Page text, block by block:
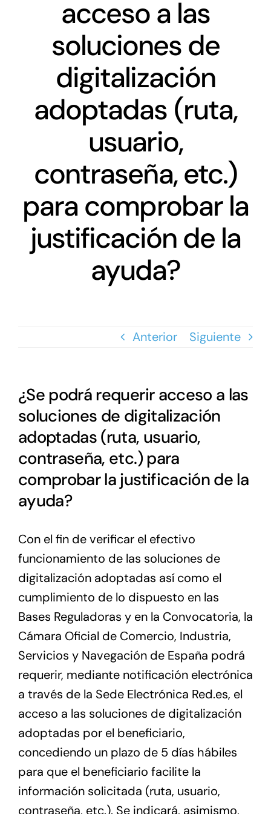
Antena Tecnológica
Eventos
Conócenos
acceso a las
soluciones de
digitalización
adoptadas (ruta,
usuario,
contraseña, etc.)
para comprobar la
justificación de la
ayuda?
Anterior Siguiente
¿Se podrá requerir acceso a las
soluciones de digitalización
adoptadas (ruta, usuario,
contraseña, etc.) para
comprobar la justificación de la
ayuda?
Con el fin de verificar el efectivo
funcionamiento de las soluciones de
digitalización adoptadas así como el
cumplimiento de lo dispuesto en las
Bases Reguladoras y en la Convocatoria, la
Cámara Oficial de Comercio, Industria,
Servicios y Navegación de España podrá
requerir, mediante notificación electrónica
a través de la Sede Electrónica Red.es, el
acceso a las soluciones de digitalización
adoptadas por el beneficiario,
concediendo un plazo de 5 días hábiles
para que el beneficiario facilite la
información solicitada (ruta, usuario,
contraseña, etc.). Se indicará, asimismo,